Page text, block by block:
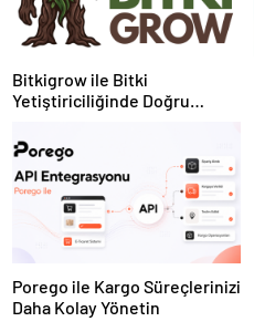
Bitkigrow ile Bitki
Yetiştiriciliğinde Doğru
Porego ile Kargo Süreçlerinizi
Daha Kolay Yönetin